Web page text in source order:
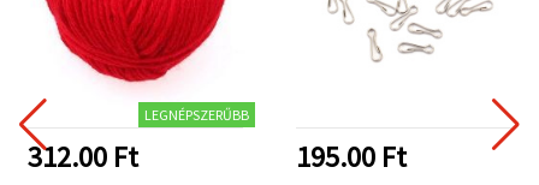
LEGNÉPSZERŰBB
312.00 Ft 195.00 Ft